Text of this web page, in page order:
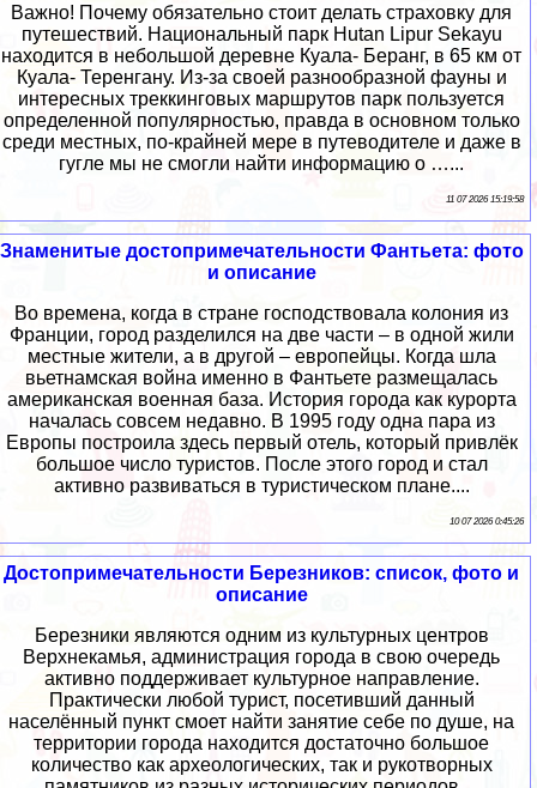
Важно! Почему обязательно стоит делать страховку для
путешествий. Национальный парк Hutan Lipur Sekayu
находится в небольшой деревне Куала- Беранг, в 65 км от
Куала- Теренгану. Из-за своей разнообразной фауны и
интересных треккинговых маршрутов парк пользуется
определенной популярностью, правда в основном только
среди местных, по-крайней мере в путеводителе и даже в
гугле мы не смогли найти информацию о …...
11 07 2026 15:19:58
Знаменитые достопримечательности Фантьета: фото
и описание
Во времена, когда в стране господствовала колония из
Франции, город разделился на две части – в одной жили
местные жители, а в другой – европейцы. Когда шла
вьетнамская война именно в Фантьете размещалась
американская военная база. История города как курорта
началась совсем недавно. В 1995 году одна пара из
Европы построила здесь первый отель, который привлёк
большое число туристов. После этого город и стал
активно развиваться в туристическом плане....
10 07 2026 0:45:26
Достопримечательности Березников: список, фото и
описание
Березники являются одним из культурных центров
Верхнекамья, администрация города в свою очередь
активно поддерживает культурное направление.
Практически любой турист, посетивший данный
населённый пункт смоет найти занятие себе по душе, на
территории города находится достаточно большое
количество как археологических, так и рукотворных